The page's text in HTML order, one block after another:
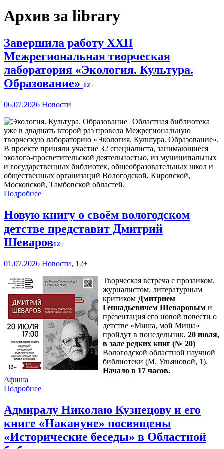
Архив за library
Завершила работу XXII
Межрегиональная творческая
лаборатория «Экология. Культура.
Образование» 12+
06.07.2026 Новости
Областная библиотека
уже в двадцать второй раз провела Межрегиональную
творческую лабораторию «Экология. Культура. Образование».
В проекте приняли участие 32 специалиста, занимающиеся
эколого-просветительской деятельностью, из муниципальных
и государственных библиотек, общеобразовательных школ и
общественных организаций Вологодской, Кировской,
Московской, Тамбовской областей.
Подробнее
Новую книгу о своём вологодском
детстве представит Дмитрий
Шеваров12+
01.07.2026 Новости, 12+
Творческая встреча с прозаиком,
журналистом, литературным
критиком Дмитрием
Геннадьевичем Шеваровым и
презентация его новой повести о
детстве «Миша, мой Миша»
пройдут в понедельник, 20 июля,
в зале редких книг (№ 20)
Вологодской областной научной
библиотеки (М. Ульяновой, 1).
Начало в 17 часов.
Афиша
Подробнее
Адмиралу Николаю Кузнецову и его
книге «Накануне» посвящены
«Исторические беседы» в Областной